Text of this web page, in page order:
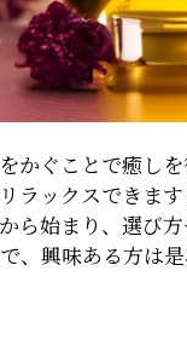
かぐことで癒し
ラックスできま
始まり、選び方
、興味ある方は